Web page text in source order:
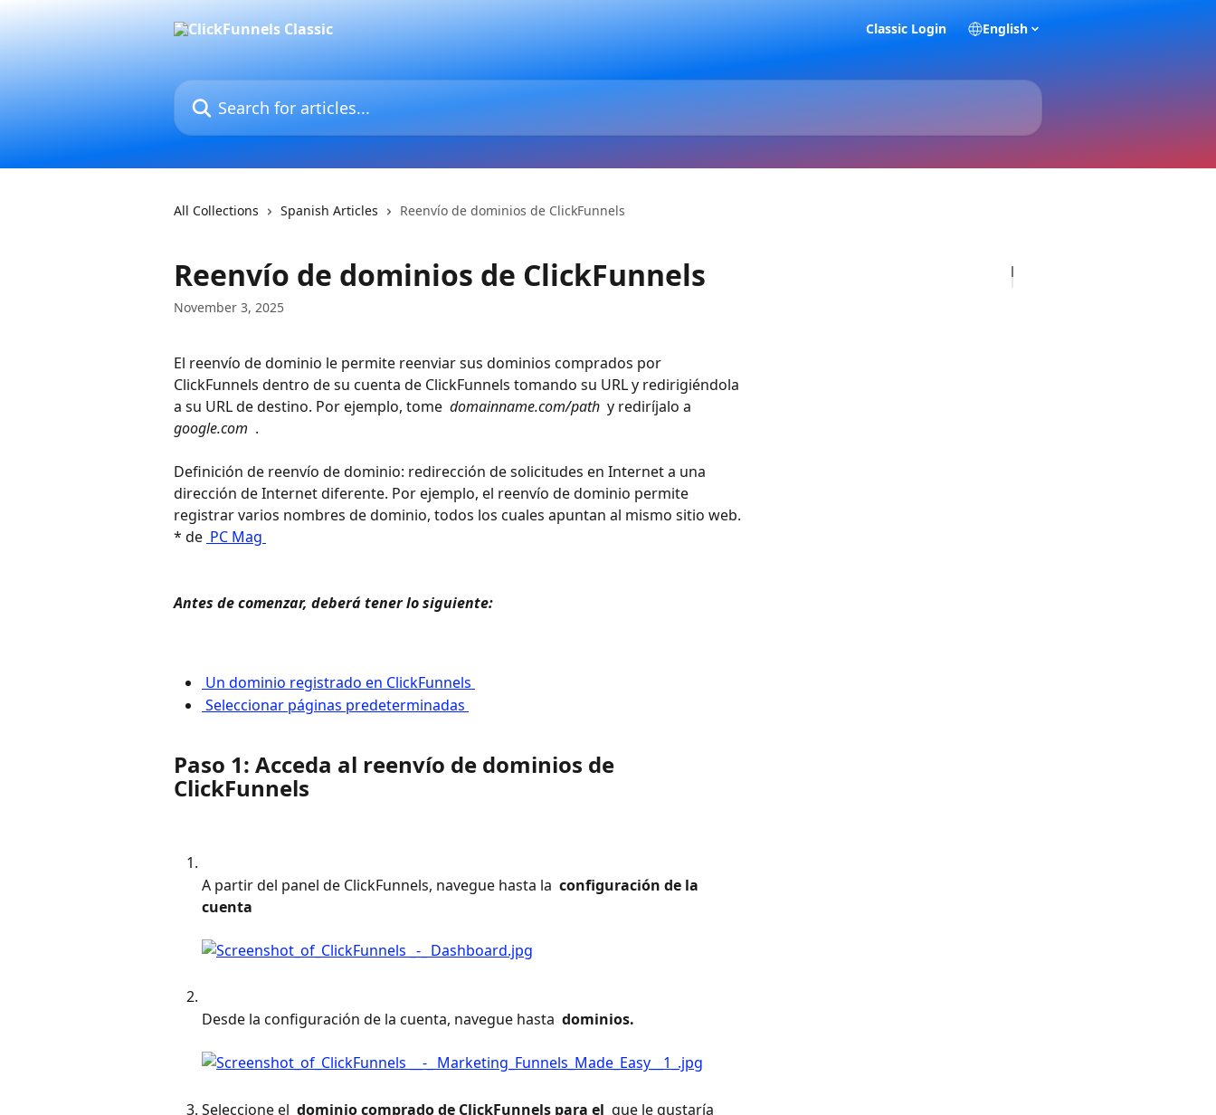
Classic Login English
Search for articles...
All Collections Spanish Articles Reenvío de dominios de ClickFunnels
Reenvío de dominios de ClickFunnels
November 3, 2025
El reenvío de dominio le permite reenviar sus dominios comprados por
ClickFunnels dentro de su cuenta de ClickFunnels tomando su URL y redirigiéndola
a su URL de destino. Por ejemplo, tome domainname.com/path y rediríjalo a
google.com .
Definición de reenvío de dominio: redirección de solicitudes en Internet a una
dirección de Internet diferente. Por ejemplo, el reenvío de dominio permite
registrar varios nombres de dominio, todos los cuales apuntan al mismo sitio web.
* de PC Mag
Antes de comenzar, deberá tener lo siguiente:
Un dominio registrado en ClickFunnels
Seleccionar páginas predeterminadas
Paso 1: Acceda al reenvío de dominios de
ClickFunnels
A partir del panel de ClickFunnels, navegue hasta la configuración de la
cuenta
Desde la configuración de la cuenta, navegue hasta dominios.
Seleccione el dominio comprado de ClickFunnels para el que le gustaría